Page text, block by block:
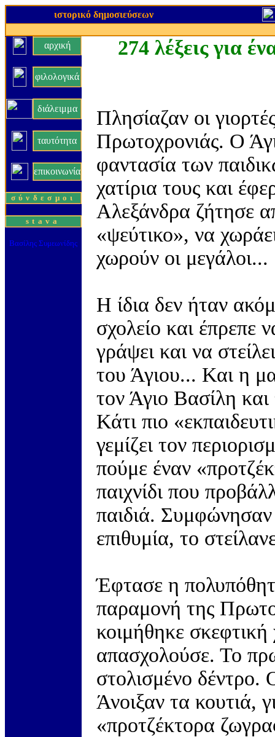
ιστορικό δημοσιεύσεων
αρχική
φιλολογικά
διάλειμμα
ταυτότητα
επικοινωνία
σύνδεσμοι
stava
Βασίλης Συμεωνίδης
274 λέξεις για
Πλησίαζαν οι
Πρωτοχρονιάς. Ο
φαντασία των
χατίρια τους και
Αλεξάνδρα ζήτησε
«ψεύτικο», να
χωρούν οι μεγάλοι...
Η ίδια δεν ήταν
σχολείο και έπρεπε
γράψει και να
του Άγιου... Και η
τον Άγιο Βασίλη
Κάτι πιο
γεμίζει τον
πούμε έναν
παιχνίδι που
παιδιά.
επιθυμία, το
Έφτασε η
παραμονή της
κοιμήθηκε
απασχολούσε. Το
στολισμένο δέντρο.
Άνοιξαν τα κουτιά,
«προτζέκτορα